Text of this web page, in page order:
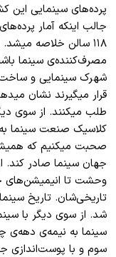
پرده
جالب اینکه آمار پرده
۱۱۸ سالن خلاصه
مصرفکنندهی سینما
شهرک سینمایی و
قرار میگیرند نشان
طلب میکنند. از سوی
کلاسیک صنعت سینما
صحبت میکنیم که
جهان سینما صادر کند.
وحشت تا انیمیشنهای
تاریخیشان. تاریخ
شد. از سوی دیگر با
سینما به نیمهی دههی
سوم و با پوستاندازی